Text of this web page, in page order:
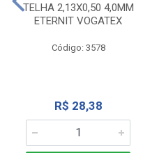
TELHA 2,13X0,50 4,0MM
ETERNIT VOGATEX
Código: 3578
R$ 28,38